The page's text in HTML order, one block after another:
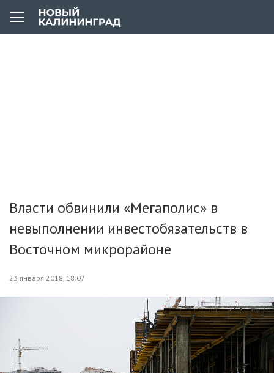
Власти обвинили «Мегаполис» в
невыполнении инвестобязательств в
Восточном микрорайоне
23 января 2018, 18:07